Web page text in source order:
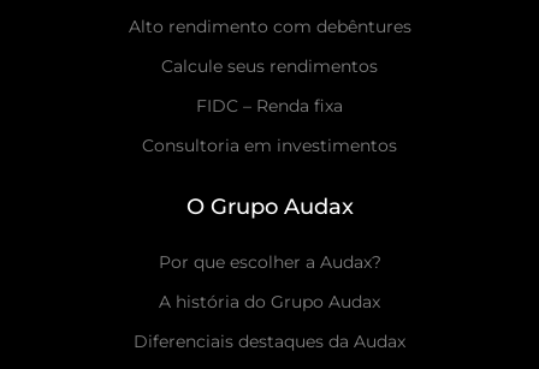
Alto rendimento com debêntures
Calcule seus rendimentos
FIDC – Renda fixa
Consultoria em investimentos
O Grupo Audax
Por que escolher a Audax?
A história do Grupo Audax
Diferenciais destaques da Audax